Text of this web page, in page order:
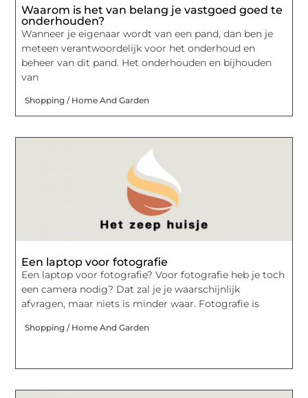
Waarom is het van belang je vastgoed goed te
onderhouden?
Wanneer je eigenaar wordt van een pand, dan ben je
meteen verantwoordelijk voor het onderhoud en
beheer van dit pand. Het onderhouden en bijhouden
van
Shopping / Home And Garden
Een laptop voor fotografie
Een laptop voor fotografie? Voor fotografie heb je toch
een camera nodig? Dat zal je je waarschijnlijk
afvragen, maar niets is minder waar. Fotografie is
Shopping / Home And Garden